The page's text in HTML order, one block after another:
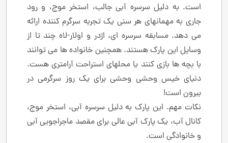
است. به دلیل سرسره آبی جالب، استخر موج، و رود
جاری به مهمانهای هر سنی یک تجربه سرگرم کننده ارائه
می دهد. مسابقه سرسره ای، اژدر و اولار-لاه چند تا از
وسایل این پارک هستند. همچنین خانواده ها می توانند
با بچه ها بازی کنند یا محلهای استراحت آرامتری هست.
دنیای خیس وحشی وحشی برای یک روز سرگرمی در
بیرون است!
نکات مهم. این پارک به دلیل سرسره آبی، استخر موج،
کانال آب، یک پارک آبی عالی برای مقصد ماجراجویی آبی
و خانوادگی است.